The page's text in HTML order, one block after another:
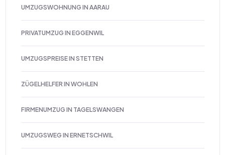
UMZUGSWOHNUNG IN AARAU
PRIVATUMZUG IN EGGENWIL
UMZUGSPREISE IN STETTEN
ZÜGELHELFER IN WOHLEN
FIRMENUMZUG IN TAGELSWANGEN
UMZUGSWEG IN ERNETSCHWIL